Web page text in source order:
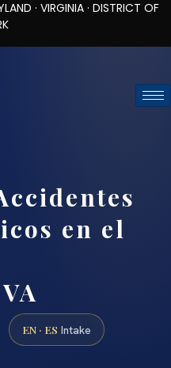
· DISTRICT OF
en el
EN · ES Intake